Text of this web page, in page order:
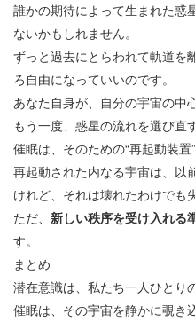
誰かの期待によって生まれた惑
ないかもしれません。
ずっと過去にとらわれて軌道を
ろ自由になっていいのです。
あなた自身が、自分の宇宙の中
もう一度、惑星の流れを選び直
催眠は、そのための“再起動装置
再起動された内なる宇宙は、以
けれど、それは壊れたわけでも
ただ、 新しい秩序を受け入れる
す。
まとめ
潜在意識は、私たち一人ひとり
催眠は、その宇宙を静かに覗き